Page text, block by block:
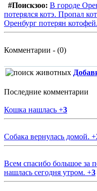
#Поискзоо: В городе
потерялся котэ. Пропал
Оренбург потерян котофей.
Комментарии - (0)
Последние комментарии
Кошка нашлась +3
Собака вернулась домой. +
Всем спасибо большое за
нашлась сегодня утром. +3